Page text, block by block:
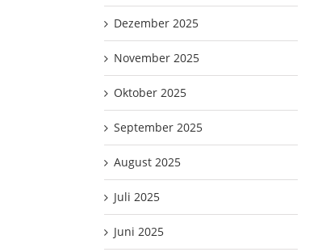
Dezember 2025
November 2025
Oktober 2025
September 2025
August 2025
Juli 2025
Juni 2025